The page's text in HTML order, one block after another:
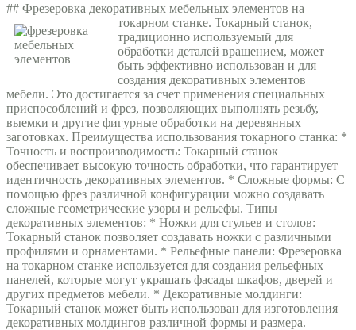
## Фрезеровка декоративных мебельных элементов на
токарном станке. Токарный станок,
традиционно используемый для
обработки деталей вращением, может
быть эффективно использован и для
создания декоративных элементов
мебели. Это достигается за счет применения специальных
приспособлений и фрез, позволяющих выполнять резьбу,
выемки и другие фигурные обработки на деревянных
заготовках. Преимущества использования токарного станка: *
Точность и воспроизводимость: Токарный станок
обеспечивает высокую точность обработки, что гарантирует
идентичность декоративных элементов. * Сложные формы: С
помощью фрез различной конфигурации можно создавать
сложные геометрические узоры и рельефы. Типы
декоративных элементов: * Ножки для стульев и столов:
Токарный станок позволяет создавать ножки с различными
профилями и орнаментами. * Рельефные панели: Фрезеровка
на токарном станке используется для создания рельефных
панелей, которые могут украшать фасады шкафов, дверей и
других предметов мебели. * Декоративные молдинги:
Токарный станок может быть использован для изготовления
декоративных молдингов различной формы и размера.